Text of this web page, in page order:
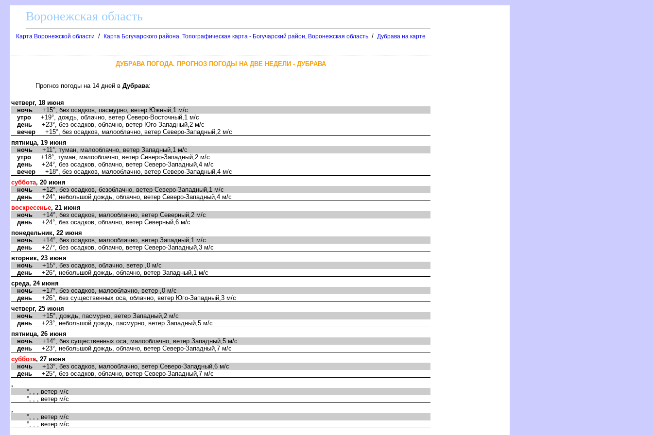
оронежская область
Карта Воронежской области / Карта Богучарского района. Топографическая карта - Богучарский район, Воронежская область / Дубрава на карте
ДУБРАВА ПОГОДА. ПРОГНОЗ ПОГОДЫ НА ДВЕ НЕДЕЛИ - ДУБРАВА
Прогноз погоды на 14 дней Дубрава:
четверг, 18 июня
ночь +15°, без осадков, пасмурно, ветер Южный,1 м/с
утро +19°, дождь, облачно, ветер Северо-Восточный,1 м/с
день +23°, без осадков, облачно, ветер Юго-Западный,2 м/с
ечер +15°, без осадков, малооблачно, ветер Северо-Западный,2 м/с
пятница, 19 июня
ночь +11°, туман, малооблачно, ветер Западный,1 м/с
утро +18°, туман, малооблачно, ветер Северо-Западный,2 м/с
день +24°, без осадков, облачно, ветер Северо-Западный,4 м/с
ечер +18°, без осадков, малооблачно, ветер Северо-Западный,4 м/с
суббота, 20 июня
ночь +12°, без осадков, безоблачно, ветер Северо-Западный,1 м/с
день +24°, небольшой дождь, облачно, ветер Северо-Западный,4 м/с
оскресенье, 21 июня
ночь +14°, без осадков, малооблачно, ветер Северный,2 м/с
день +24°, без осадков, облачно, ветер Северный,6 м/с
понедельник, 22 июня
ночь +14°, без осадков, малооблачно, ветер Западный,1 м/с
день +27°, без осадков, облачно, ветер Северо-Западный,3 м/с
торник, 23 июня
ночь +15°, без осадков, облачно, ветер ,0 м/с
день +26°, небольшой дождь, облачно, ветер Западный,1 м/с
среда, 24 июня
ночь +17°, без осадков, малооблачно, ветер ,0 м/с
день +26°, без существенных оса, облачно, ветер Юго-Западный,3 м/с
четверг, 25 июня
ночь +15°, дождь, пасмурно, ветер Западный,2 м/с
день +23°, небольшой дождь, пасмурно, ветер Западный,5 м/с
пятница, 26 июня
ночь +14°, без существенных оса, малооблачно, ветер Западный,5 м/с
день +23°, небольшой дождь, облачно, ветер Северо-Западный,7 м/с
суббота, 27 июня
ночь +13°, без осадков, малооблачно, ветер Северо-Западный,6 м/с
день +25°, без осадков, облачно, ветер Северо-Западный,7 м/с
,
°, , , ветер м/с
°, , , ветер м/с
,
°, , , ветер м/с
°, , , ветер м/с